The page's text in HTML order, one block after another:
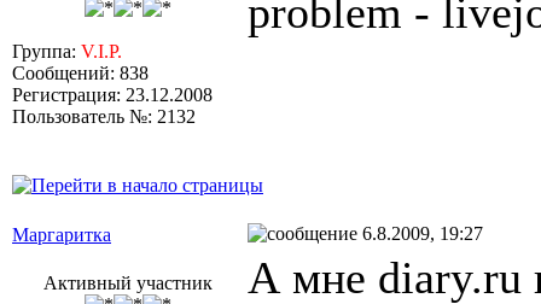
Группа: V.I.P.
Сообщений: 838
Регистрация: 23.12.2008
Пользователь №: 2132
problem -
Маргаритка 6.8.2009, 19:27
Активный участник
А мне diary.ru